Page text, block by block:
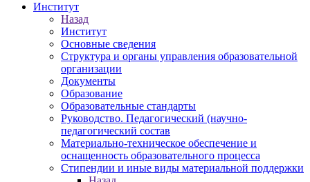
Институт
Назад
Институт
Основные сведения
Структура и органы управления образовательной
организации
Документы
Образование
Образовательные стандарты
Руководство. Педагогический (научно-
педагогический состав
Материально-техническое обеспечение и
оснащенность образовательного процесса
Стипендии и иные виды материальной поддержки